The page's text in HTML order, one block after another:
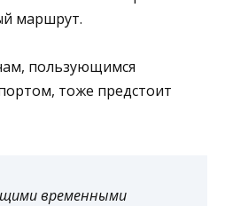
маршрут.
пользующимся
тоже предстоит
временными